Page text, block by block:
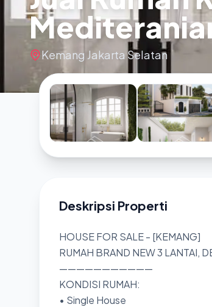
Kemang Jakarta Selatan
Deskripsi Properti
HOUSE FOR SALE - [KEMANG]
RUMAH BRAND NEW 3 LANTAI,
———————————
KONDISI RUMAH:
• Single House